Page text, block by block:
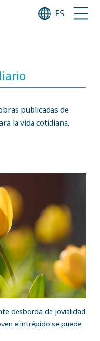
ES
publicadas de
la vida cotidiana.
desborda de jovialidad
e intrépido se puede